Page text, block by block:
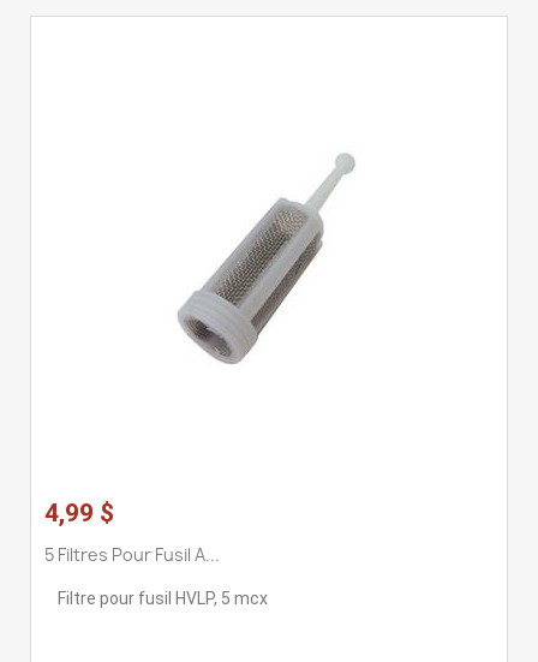
4,99 $
5 Filtres Pour Fusil A...
Filtre pour fusil HVLP, 5 mcx